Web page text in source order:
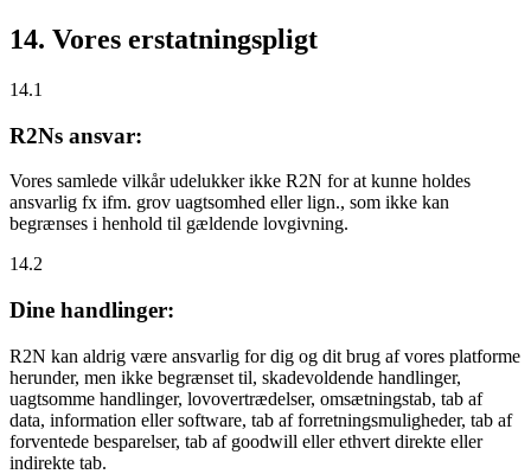
14. Vores erstatningspligt
14.1
R2Ns ansvar:
Vores samlede vilkår udelukker ikke R2N for at kunne holdes
ansvarlig fx ifm. grov uagtsomhed eller lign., som ikke kan
begrænses i henhold til gældende lovgivning.
14.2
Dine handlinger:
R2N kan aldrig være ansvarlig for dig og dit brug af vores platforme
herunder, men ikke begrænset til, skadevoldende handlinger,
uagtsomme handlinger, lovovertrædelser, omsætningstab, tab af
data, information eller software, tab af forretningsmuligheder, tab af
forventede besparelser, tab af goodwill eller ethvert direkte eller
indirekte tab.